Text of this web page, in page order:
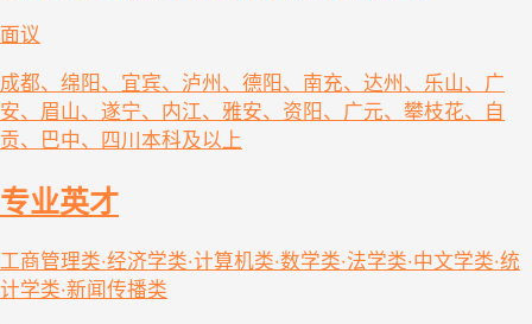
面议
成都、绵阳、宜宾、泸州、德阳、南充、达州、乐山、广
安、眉山、遂宁、内江、雅安、资阳、广元、攀枝花、自
贡、巴中、四川 本科及以上
专业英才
工商管理类·经济学类·计算机类·数学类·法学类·中文学类·统
计学类·新闻传播类